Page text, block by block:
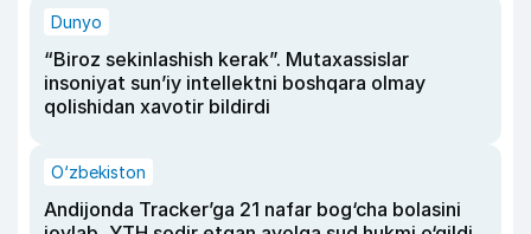
Dunyo
“Biroz sekinlashish kerak”. Mutaxassislar
insoniyat sun’iy intellektni boshqara olmay
qolishidan xavotir bildirdi
O‘zbekiston
Andijonda Tracker’ga 21 nafar bog‘cha bolasini